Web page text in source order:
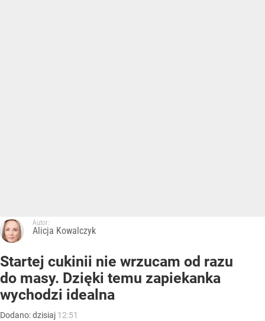
Autor:
Alicja Kowalczyk
Startej cukinii nie wrzucam od razu
do masy. Dzięki temu zapiekanka
wychodzi idealna
Dodano:dzisiaj 12:51